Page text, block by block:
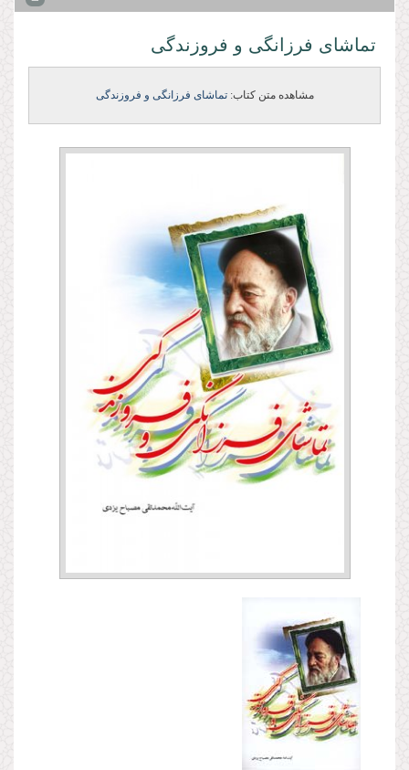
تماشای فرزانگی و فروزندگی
مشاهده متن کتاب:تماشای فرزانگی و فروزندگی